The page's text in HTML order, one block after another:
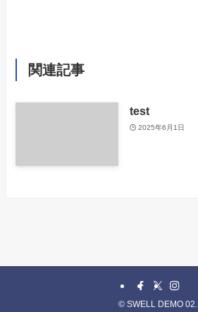
関連記事
test
2025年6月1日
© SWELL DEMO 02.